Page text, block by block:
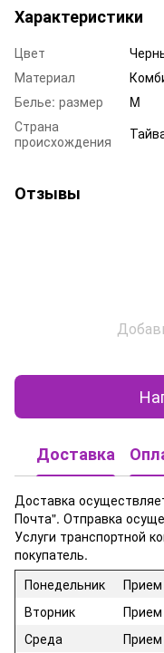
Характеристики
Цвет
Материал
Белье: размер
M
Страна
происхождения
Отзывы
Доставка
Доставка
Почта". Отправка
Услуги транспортной
покупатель.
Понедельник
Прием
Вторник
Прием
Среда
Прием